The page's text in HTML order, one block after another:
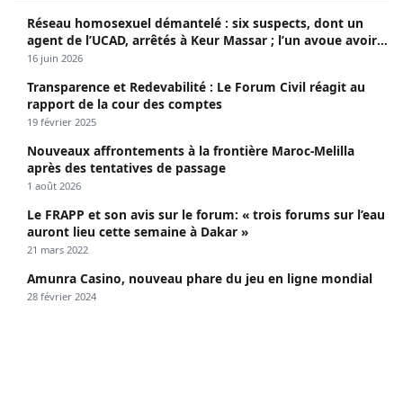
Réseau homosexuel démantelé : six suspects, dont un
agent de l’UCAD, arrêtés à Keur Massar ; l’un avoue avoir
propagé le VIH depuis 2018
16 juin 2026
Transparence et Redevabilité : Le Forum Civil réagit au
rapport de la cour des comptes
19 février 2025
Nouveaux affrontements à la frontière Maroc-Melilla
après des tentatives de passage
1 août 2026
Le FRAPP et son avis sur le forum: « trois forums sur l’eau
auront lieu cette semaine à Dakar »
21 mars 2022
Amunra Casino, nouveau phare du jeu en ligne mondial
28 février 2024